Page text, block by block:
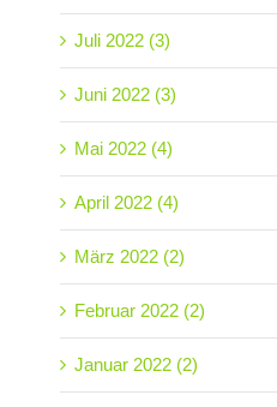
Juli 2022 (3)
Juni 2022 (3)
Mai 2022 (4)
April 2022 (4)
März 2022 (2)
Februar 2022 (2)
Januar 2022 (2)